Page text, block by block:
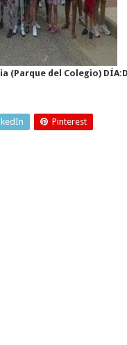
(Parque del Colegio)
Pinterest